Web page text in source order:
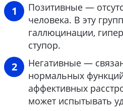
Позитивные —
человека. В эту
галлюцинации,
ступор.
Негативные —
нормальных
аффективных
может испытывать